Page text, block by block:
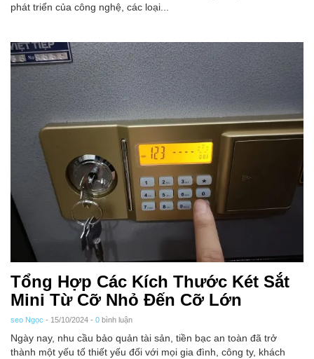
phát triển của công nghệ, các loại...
Tổng Hợp Các Kích Thước Két Sắt
Mini Từ Cỡ Nhỏ Đến Cỡ Lớn
seo Ngọc - 15/10/2024 - 0 bình luận
Ngày nay, nhu cầu bảo quản tài sản, tiền bạc an toàn đã trở
thành một yếu tố thiết yếu đối với mọi gia đình, công ty, khách